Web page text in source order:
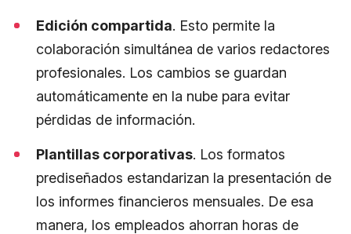
Edición compartida. Esto permite la
colaboración simultánea de varios redactores
profesionales. Los cambios se guardan
automáticamente en la nube para evitar
pérdidas de información.
Plantillas corporativas. Los formatos
prediseñados estandarizan la presentación de
los informes financieros mensuales. De esa
manera, los empleados ahorran horas de